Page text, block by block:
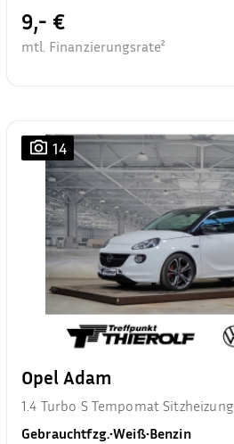
9,- €
mtl. Finanzierungsrate²
14
Opel Adam
1.4 Turbo S Tempomat Sitzheizung
Gebrauchtfzg.•Weiß•Benzin